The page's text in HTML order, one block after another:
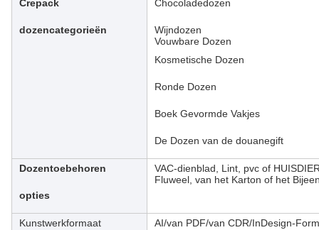
Crepack
dozencategorieën
Chocoladedozen
Wijndozen
Vouwbare Dozen
Kosmetische Dozen
Ronde Dozen
Boek Gevormde Vakjes
De Dozen van de douanegift
Dozentoebehoren
opties
VAC-dienblad, Lint, pvc of
Fluweel, van het Karton of het
Kunstwerkformaat AI/van PDF/van CDR/InDesign-